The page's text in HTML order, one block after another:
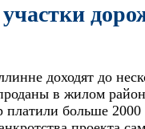
доходят до
в жилом
платили больше